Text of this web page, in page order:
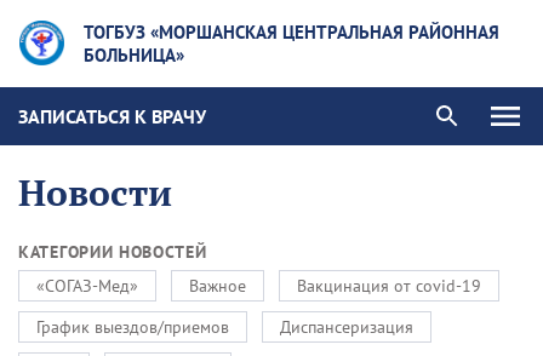
ТОГБУЗ «МОРШАНСКАЯ ЦЕНТРАЛЬНАЯ РАЙОННАЯ
БОЛЬНИЦА»
ЗАПИСАТЬСЯ К ВРАЧУ
Новости
КАТЕГОРИИ НОВОСТЕЙ
«СОГАЗ-Мед»
Важное
Вакцинация от covid-19
График выездов/приемов
Диспансеризация